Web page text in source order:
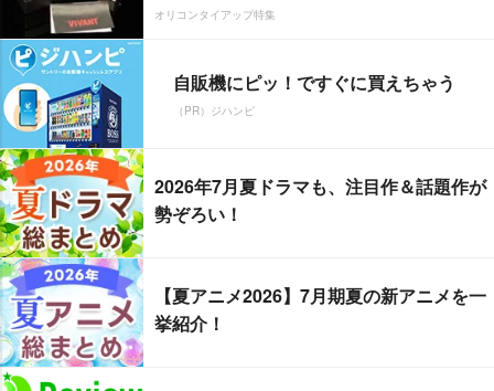
オリコンタイアップ特集
自販機にピッ！ですぐに買えちゃう
（PR）ジハンピ
2026年7月夏ドラマも、注目作＆話題作が
勢ぞろい！
【夏アニメ2026】7月期夏の新アニメを一
挙紹介！